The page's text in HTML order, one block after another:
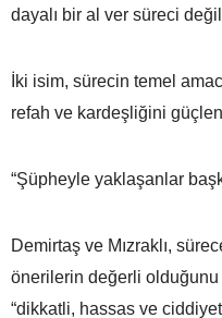
dayalı bir al ver süreci
İki isim, sürecin temel
refah ve kardeşliğini
“Şüpheyle yaklaşanlar
Demirtaş ve Mızraklı,
önerilerin değerli
“dikkatli, hassas ve